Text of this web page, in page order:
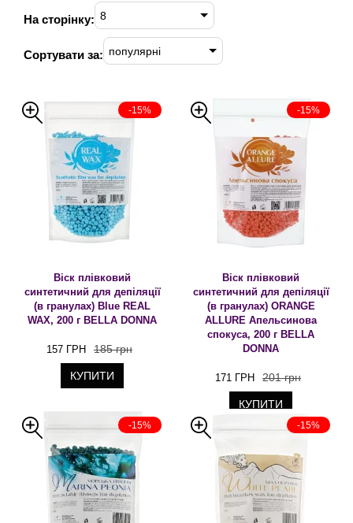
На сторінку: 8
Сортувати за: популярні
-15%
Віск плівковий
синтетичний для депіляції
(в гранулах) Blue REAL
WAX, 200 г BELLA DONNA
157 ГРН 185 грн
КУПИТИ
-15%
Віск плівковий
синтетичний для депіляції
(в гранулах) ORANGE
ALLURE Апельсинова
спокуса, 200 г BELLA
DONNA
171 ГРН 201 грн
КУПИТИ
-15% -15%